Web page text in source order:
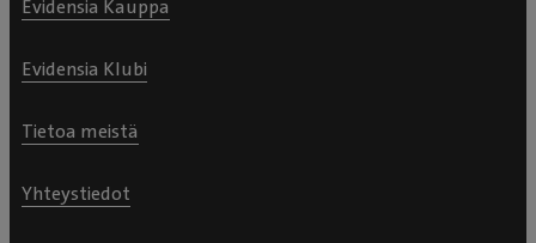
Evidensia Kauppa
Evidensia Klubi
Tietoa meistä
Yhteystiedot